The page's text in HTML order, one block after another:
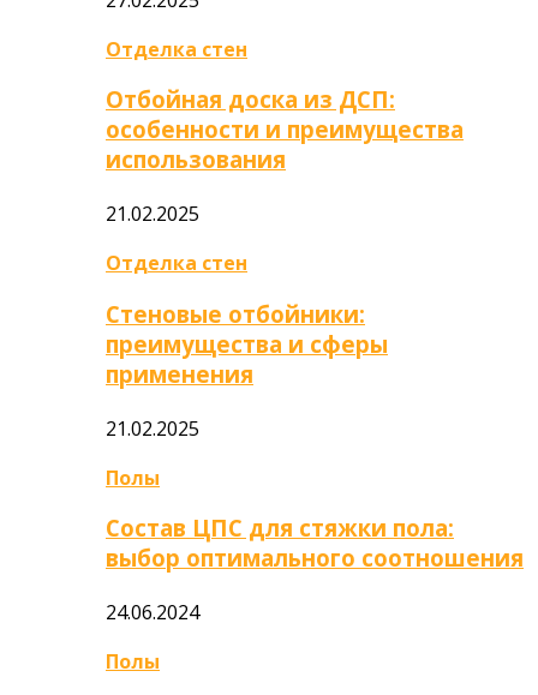
Отделка стен
Отбойная доска из ДСП:
особенности и преимущества
использования
21.02.2025
Отделка стен
Стеновые отбойники:
преимущества и сферы
применения
21.02.2025
Полы
Состав ЦПС для стяжки пола:
выбор оптимального соотношения
24.06.2024
Полы